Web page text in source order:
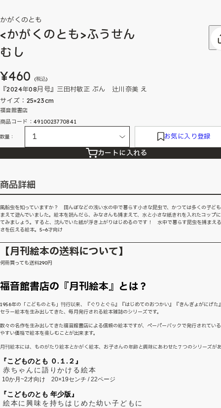
かがくのとも
<かがくのとも>ふうせん
むし
¥460 (税込)
『2024年08月号』三田村敏正 ぶん 辻川奈美 え
サイズ：25×23cm
福音館書店
商品コード：4910023770841
数量： お気に入り登録
カートに入れる
商品詳細
風船虫を知っていますか？ 田んぼなどの浅い水の中で暮らす小さな昆虫で、かつては多くの子ど
まえて遊んでいました。絵本を読んだら、みなさんも捕まえて、水と小さな紙きれを入れたコップ
てみましょう。すると、沈んでいた紙が浮き上がりはじめるのです！ 水中で暮らす昆虫を捕まえ
さを伝える絵本。5~6才向け
【月刊絵本の送料について】
何冊買っても送料290円
福音館書店の『月刊絵本』とは？
1956年の「こどものとも」刊行以来、『ぐりとぐら』『はじめてのおつかい』『きんぎょがにげた
セラー絵本を生み出してきた、毎月発行される絵本雑誌のシリーズです。
数々の名作を生み出してきた福音館書店による信頼の絵本ですが、ペーパーバックで発行されてい
やすい価格で絵本を楽しむことが出来ます。
月刊絵本には、ものがたり絵本とかがく絵本、お子さんの年齢と興味にあわせた７つのシリーズが
『こどものとも ０.１.２』
赤ちゃんに語りかける絵本
10か月~2才向け 20×19センチ / 22ページ
『こどものとも 年少版』
絵本に興味を持ちはじめた幼い子どもに